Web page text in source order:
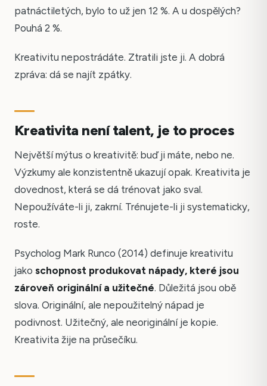
patnáctiletých, bylo to už jen 12 %. A u dospělých?
Pouhá 2 %.
Kreativitu nepostrádáte. Ztratili jste ji. A dobrá
zpráva: dá se najít zpátky.
Kreativita není talent, je to proces
Největší mýtus o kreativitě: buď ji máte, nebo ne.
Výzkumy ale konzistentně ukazují opak. Kreativita je
dovednost, která se dá trénovat jako sval.
Nepoužíváte-li ji, zakrní. Trénujete-li ji systematicky,
roste.
Psycholog Mark Runco (2014) definuje kreativitu
jako schopnost produkovat nápady, které jsou
zároveň originální a užitečné. Důležitá jsou obě
slova. Originální, ale nepoužitelný nápad je
podivnost. Užitečný, ale neoriginální je kopie.
Kreativita žije na průsečíku.